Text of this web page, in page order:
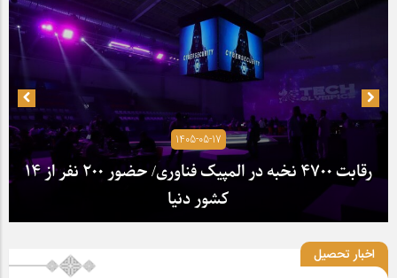
1405-05-17
رقابت ۴۷۰۰ نخبه در المپیک فناوری/ حضور ۲۰۰ نفر از ۱۴
کشور دنیا
اخبار تحصیل